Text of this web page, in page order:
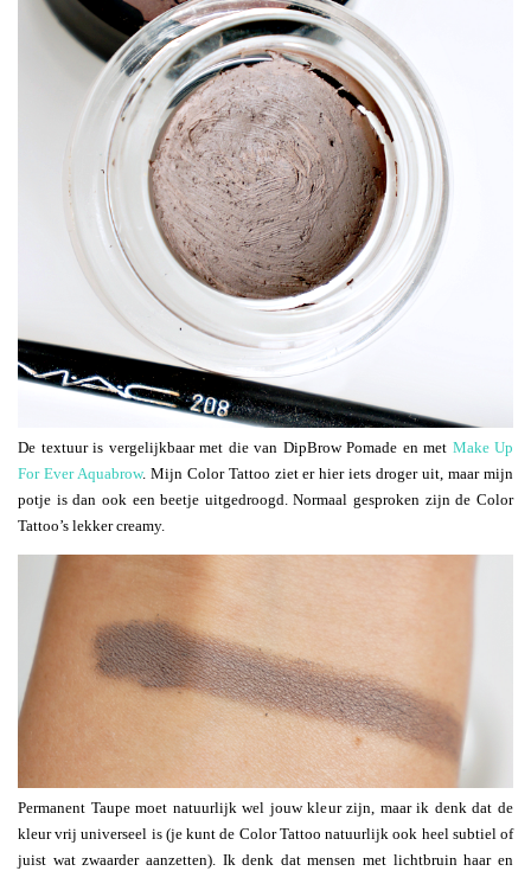
De textuur is vergelijkbaar met die van DipBrow Pomade en met Make Up
For Ever Aquabrow. Mijn Color Tattoo ziet er hier iets droger uit, maar mijn
potje is dan ook een beetje uitgedroogd. Normaal gesproken zijn de Color
Tattoo’s lekker creamy.
Permanent Taupe moet natuurlijk wel jouw kleur zijn, maar ik denk dat de
kleur vrij universeel is (je kunt de Color Tattoo natuurlijk ook heel subtiel of
juist wat zwaarder aanzetten). Ik denk dat mensen met lichtbruin haar en